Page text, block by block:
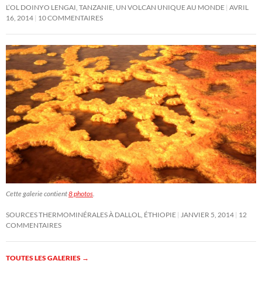
L’OL DOINYO LENGAI, TANZANIE, UN VOLCAN UNIQUE AU MONDE AVRIL
16, 2014 10 COMMENTAIRES
Cette galerie contient8 photos
SOURCES THERMOMINÉRALES À DALLOL, ÉTHIOPIE JANVIER 5, 2014 12
COMMENTAIRES
TOUTES LES GALERIES →